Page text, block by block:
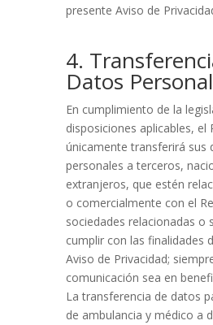
presente Aviso de
4.
Datos
En cumplimiento de la
disposiciones aplicables, el
únicamente transferirá sus
personales a terceros,
extranjeros, que estén
o comercialmente con el
sociedades relacionadas o
cumplir con las finalidades
Aviso de Privacidad;
comunicación sea en
La transferencia de datos
de ambulancia y médico a